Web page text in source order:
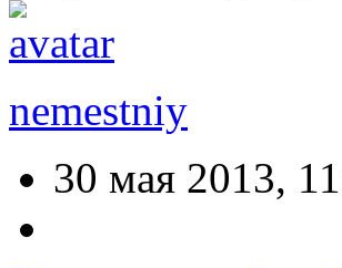
nemestniy
30 мая 2013,